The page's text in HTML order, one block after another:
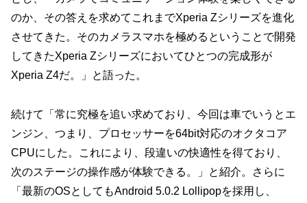
のか、その答えを求めてこれまでXperia Zシリーズを進化
させてきた。そのカメラスマホを極めるということで開発
してきたXperia Zシリーズにおいてひとつの完成形が
Xperia Z4だ。」と語った。
続けて「常に究極を追い求めており、今回は車でいうとエ
ンジン、つまり、プロセッサーを64bit対応のオクタコア
CPUにした。これにより、段違いの快適性を得ており、
次のステージの操作感が体験できる。」と紹介。さらに
「最新のOSとしてもAndroid 5.0.2 Lollipopを採用し、